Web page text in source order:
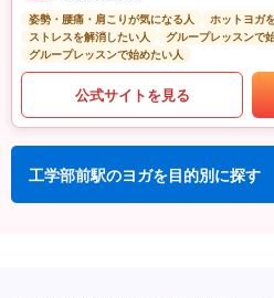
姿勢・腰痛・肩こりが気になる人
ホットヨガ
ストレスを解消したい人
グループレッスンで
グループレッスンで始めたい人
公式サイトを見る
工学部前駅のヨガを目的別に探す